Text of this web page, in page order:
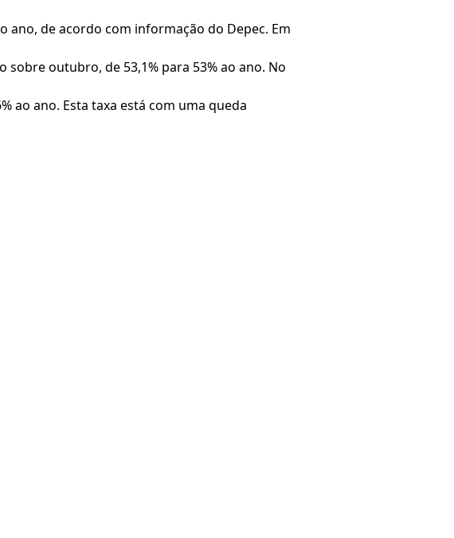
ano, de acordo com informação do Depec. Em
outubro, de 53,1% para 53% ao ano. No
ao ano. Esta taxa está com uma queda